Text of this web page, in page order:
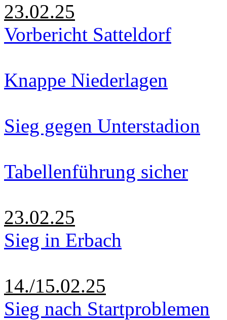
23.02.25
Vorbericht Satteldorf
Knappe Niederlagen
Sieg gegen Unterstadion
Tabellenführung sicher
23.02.25
Sieg in Erbach
14./15.02.25
Sieg nach Startproblemen